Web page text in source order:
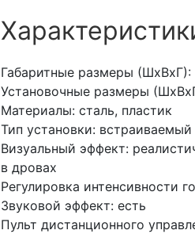
Габаритные размеры
Установочные размеры
Материалы: сталь, пластик
Тип установки: встраиваемый
Визуальный эффект:
в дровах
Регулировка интенсивности
Звуковой эффект: есть
Пульт дистанционного